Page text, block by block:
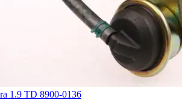
1.9 TD 8900-0136